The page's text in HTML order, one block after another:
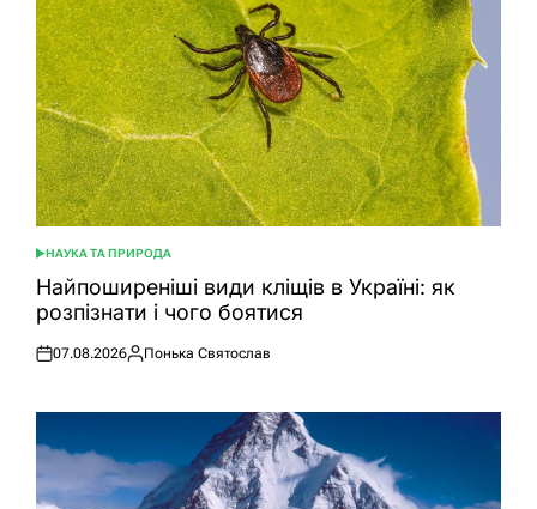
ОПУБЛІКУВАТИ
У
НАУКА ТА ПРИРОДА
Найпоширеніші види кліщів в Україні: як
розпізнати і чого боятися
Оприлюднено
07.08.2026
Опубліковано
Понька Святослав